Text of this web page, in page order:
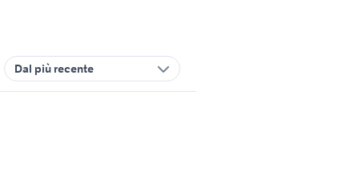
Dal più recente